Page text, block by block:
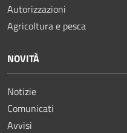
Autorizzazioni
Agricoltura e pesca
NOVITÀ
Notizie
Comunicati
Avvisi